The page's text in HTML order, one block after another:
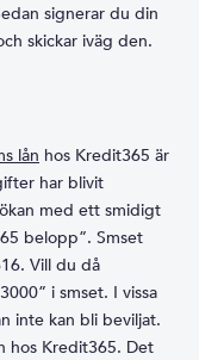
signerar du din
skickar iväg den.
lån hos Kredit365 är
har blivit
med ett smidigt
belopp”. Smset
Vill du då
i smset. I vissa
inte kan bli beviljat.
hos Kredit365. Det